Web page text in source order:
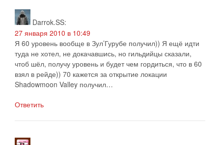
Darrok.SS:
27 января 2010 в 10:49
Я 60 уровень вообще в Зул’Гурубе получил)) Я ещё идти
туда не хотел, не докачавшись, но гильдийцы сказали,
чтоб шёл, получу уровень и будет чем гордиться, что в 60
взял в рейде)) 70 кажется за открытие локации
Shadowmoon Valley получил…
Ответить